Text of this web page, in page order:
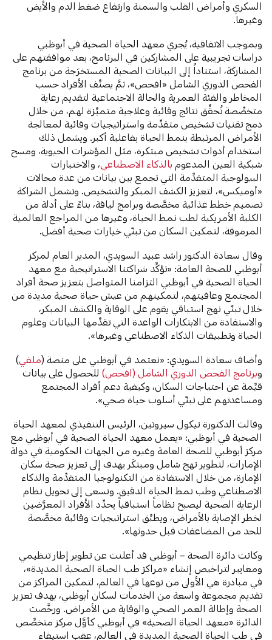
السكري وأمراض القلب والسمنة وارتفاع ضغط الدم والأيض
وغيرها.
وبموجب الاتفاقية، يُجري معهد الحياة الصحية في أبوظبي
دراسات تجريبية على المشاركين في البرنامج، بعد موافقتهم على
المشاركة، استناداً إلى البيانات الصحية المستخرَجة من برنامج
الفحص الدوري الشامل «افحص»، ثمَّ يصنِّف الأفراد حسب
المخاطر والفئة العمرية والحالة الاجتماعية لتقديم رعاية
متخصِّصة تُحقِّق نتائج وقائية وعلاجية متميِّزة لهم، من خلال
دمج تقنيات تشخيص متقدِّمة واستراتيجيات وقائية لمعالجة
الأمراض المرتبطة بنمط الحياة بفاعلية أكبر. ويشمل ذلك
استخدام أدوات تشخيص مبتكرة، مثل المؤشرات الحيوية، ومسح
شبكية العين المدعوم بالذكاء الاصطناعي ، والاختبارات
البيولوجية المتقدِّمة التي تجمع بين بيانات من عدة مجالات
«أوميكس»، لتعزيز الكشف المبكر والتشخيص. وتشمل الشراكة
تصميم خطط غذائية مخصَّصة وبرامج لياقة، بناءً على أدلة من
الكلية الأمريكية لطب نمط الحياة، وغيرها من المراجع العالمية
المرموقة، لتمكين السكان من تبنّي خيارات صحية أفضل.
وقال سعادة الدكتور راشد عبيد السويدي، المدير العام لمركز
أبوظبي للصحة العامة: «تؤكِّد شراكتنا الاستراتيجية مع معهد
الحياة الصحية في أبوظبي التزامنا المتواصل بتعزيز صحة أفراد
المجتمع وعافيتهم، لتمكينهم من عيش حياة صحية مديدة من
خلال تبنّي نهج استباقي يقوم على الوقاية والكشف المبكر،
والاستفادة من الابتكارات الواعدة التي تقدِّمها البيانات وعلوم
الحياة وتطبيقات الذكاء الاصطناعي وغيرها».
وأضاف سعادة السويدي: «نعتمد في أبوظبي على منصة ( ملفي )
وبرنامج الفحص الدوري الشامل (افحص)للحصول على بيانات
قيِّمة عن احتياجات السكان، وكيفية دعم أفراد المجتمع
ومساعدتهم على تبنّي أسلوب حياة صحي».
وقالت الدكتورة نيكول سيروتين، الرئيس التنفيذي لمعهد الحياة
الصحية في أبوظبي: «يعمل معهد الحياة الصحية في أبوظبي مع
مركز أبوظبي للصحة العامة وغيره من الجهات الحكومية في دولة
الإمارات، لتطوير نهج شامل ومبتكَر يهدف إلى تعزيز صحة سكان
الإمارة، من خلال الاستفادة من التكنولوجيا المتقدِّمة والذكاء
الاصطناعي وطب نمط الحياة الدقيق. ونسعى إلى تحويل نظام
الرعاية الصحية ليصبح نظاماً استباقياً يحدِّد الأفراد المعرَّضين
لخطر الإصابة بالأمراض، ويطبِّق استراتيجيات وقائية مخصَّصة
للحد من المضاعفات قبل حدوثها».
وكانت دائرة الصحة – أبوظبي قد أعلنت عن تطوير إطار تنظيمي
ومعايير لتراخيص إنشاء «مراكز طب الحياة الصحية المديدة»،
في مبادرة هي الأولى من نوعها في العالم، لتمكين المراكز من
تقديم مجموعة واسعة من الخدمات لسكان أبوظبي، بهدف تعزيز
الصحة وإطالة العمر الصحي والوقاية من الأمراض. ورخَّصت
الدائرة «معهد الحياة الصحية» في أبوظبي كأوَّل مركز متخصِّص
في طب الحياة الصحية المديدة في العالم، عقب استيفاء